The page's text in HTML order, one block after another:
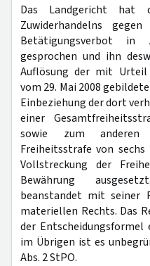
Das Landgericht hat
Zuwiderhandelns
Betätigungsverbot in
gesprochen und ihn
Auflösung der mit Urteil
vom 29. Mai 2008
Einbeziehung der dort
einer
sowie zum
Freiheitsstrafe von
Vollstreckung der
Bewährung
beanstandet mit seiner
materiellen Rechts. Das
der
im Übrigen ist es
Abs. 2 StPO.